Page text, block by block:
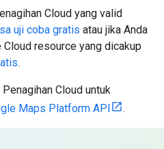
Cloud yang valid
uji coba gratis atau jika Anda
Cloud resource yang dicakup
.
Cloud untuk
Maps Platform API .